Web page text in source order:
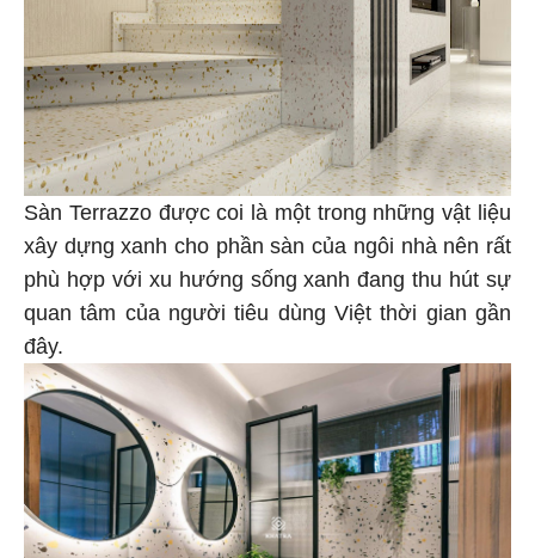
Sàn Terrazzo được coi là một trong những vật liệu
xây dựng xanh cho phần sàn của ngôi nhà nên rất
phù hợp với xu hướng sống xanh đang thu hút sự
quan tâm của người tiêu dùng Việt thời gian gần
đây.